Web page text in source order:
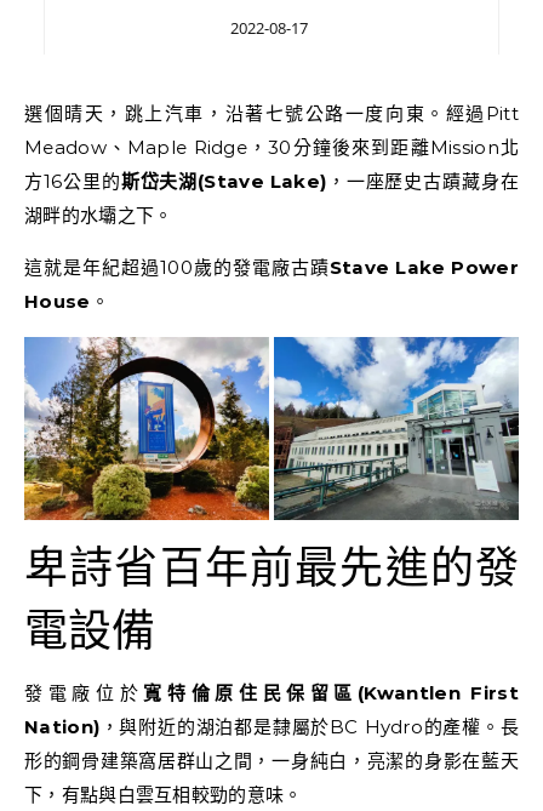
2022-08-17
選個晴天，跳上汽車，沿著七號公路一度向東。經過Pitt
Meadow、Maple Ridge，30分鐘後來到距離Mission北
方16公里的斯岱夫湖(Stave Lake) ，一座歷史古蹟藏身在
湖畔的水壩之下。
這就是年紀超過100歲的發電廠古蹟Stave Lake Power
House 。
卑詩省百年前最先進的發
電設備
發電廠位於 寬特倫原住民保留區(Kwantlen First
Nation) ，與附近的湖泊都是隸屬於BC Hydro的產權。長
形的鋼骨建築窩居群山之間，一身純白，亮潔的身影在藍天
下，有點與白雲互相較勁的意味。